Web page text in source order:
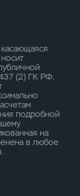
(2) ГК РФ.
подробной
на
в любое